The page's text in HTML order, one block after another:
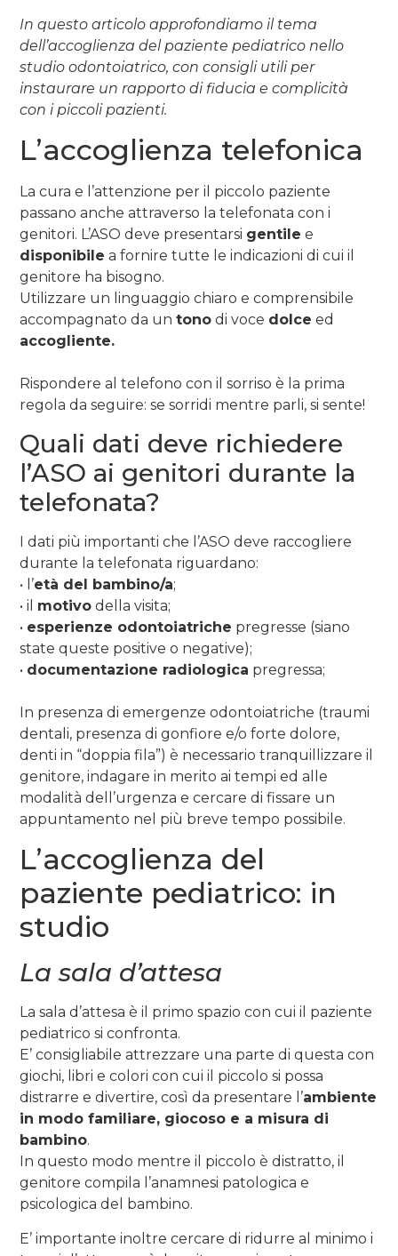
In questo articolo approfondiamo il tema
dell’accoglienza del paziente pediatrico nello
studio odontoiatrico, con consigli utili per
instaurare un rapporto di fiducia e complicità
con i piccoli pazienti.
L’accoglienza telefonica
La cura e l’attenzione per il piccolo paziente
passano anche attraverso la telefonata con i
genitori. L’ASO deve presentarsi gentile e
disponibile a fornire tutte le indicazioni di cui il
genitore ha bisogno.
Utilizzare un linguaggio chiaro e comprensibile
accompagnato da untono di voce dolce ed
accogliente.
Rispondere al telefono con il sorriso è la prima
regola da seguire: se sorridi mentre parli, si sente!
Quali dati deve richiedere
l’ASO ai genitori durante la
telefonata?
I dati più importanti che l’ASO deve raccogliere
durante la telefonata riguardano:
• l’età del bambino/a;
• il motivo della visita;
• esperienze odontoiatriche pregresse (siano
state queste positive o negative);
• documentazione radiologica pregressa;
In presenza di emergenze odontoiatriche (traumi
dentali, presenza di gonfiore e/o forte dolore,
denti in “doppia fila”) è necessario tranquillizzare il
genitore, indagare in merito ai tempi ed alle
modalità dell’urgenza e cercare di fissare un
appuntamento nel più breve tempo possibile.
L’accoglienza del
paziente pediatrico: in
studio
La sala d’attesa
La sala d’attesa è il primo spazio con cui il paziente
pediatrico si confronta.
E’ consigliabile attrezzare una parte di questa con
giochi, libri e colori con cui il piccolo si possa
distrarre e divertire, così da presentare l’ambiente
in modo familiare, giocoso e a misura di
bambino.
In questo modo mentre il piccolo è distratto, il
genitore compila l’anamnesi patologica e
psicologica del bambino.
E’ importante inoltre cercare di ridurre al minimo i